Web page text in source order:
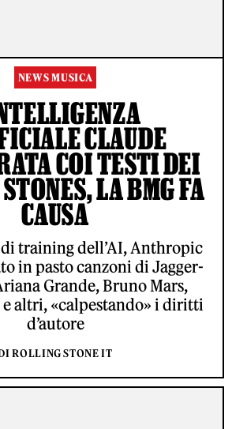
NEWS MUSICA
CLAUDE
COI TESTI DEI
LA BMG FA
CAUSA
training dell’AI, Anthropic
in pasto canzoni di Jagger-
Grande, Bruno Mars,
altri, «calpestando» i diritti
d’autore
ROLLING STONE IT